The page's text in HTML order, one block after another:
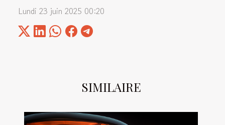
SIMILAIRE
Lundi 23 juin 2025 00:20